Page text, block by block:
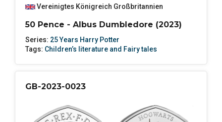
Vereinigtes Königreich Großbritannien
50 Pence - Albus Dumbledore (2023)
Series: 25 Years Harry Potter
Tags: Children’s literature and Fairy tales
GB-2023-0023